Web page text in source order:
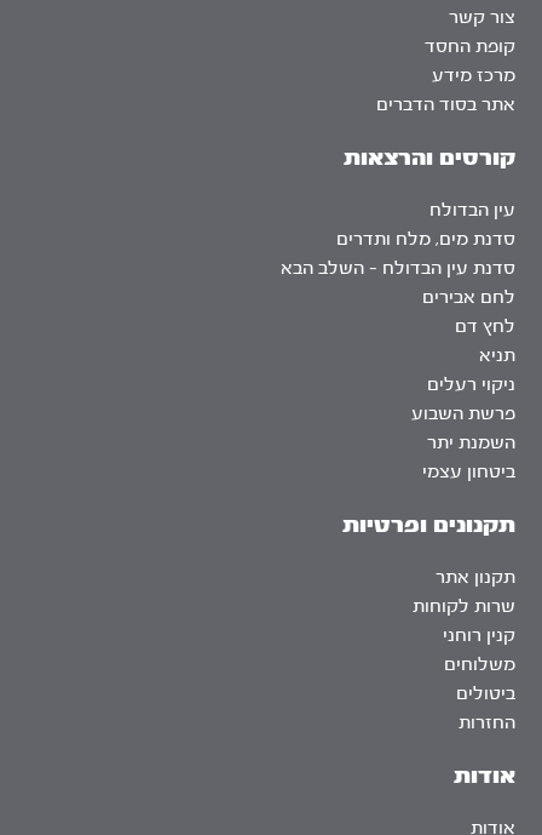
אודות
אודות
צור קשר
קופת החסד
מרכז מידע
אתר בסוד הדברים
קורסים והרצאות
עין הבדולח
סדנת מים, מלח ותדרים
סדנת עין הבדולח – השלב הבא
לחם אבירים
לחץ דם
תניא
ניקוי רעלים
פרשת השבוע
השמנת יתר
ביטחון עצמי
תקנונים ופרטיות
תקנון אתר
שרות לקוחות
קנין רוחני
משלוחים
ביטולים
החזרות